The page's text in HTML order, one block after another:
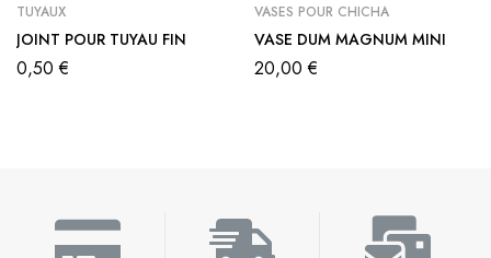
TUYAUX
JOINT POUR TUYAU FIN
0,50€
VASES POUR CHICHA
VASE DUM MAGNUM MINI
20,00€